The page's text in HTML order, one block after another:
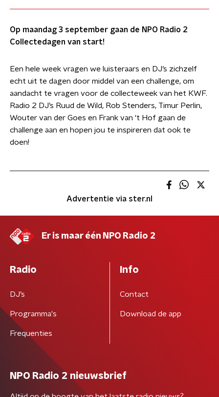
Op maandag 3 september gaan de NPO Radio 2
Collectedagen van start!
Een hele week vragen we luisteraars en DJ’s zichzelf
echt uit te dagen door middel van een challenge, om
aandacht te vragen voor de collecteweek van het KWF.
Radio 2 DJ’s Ruud de Wild, Rob Stenders, Timur Perlin,
Wouter van der Goes en Frank van ‘t Hof gaan de
challenge aan en hopen jou te inspireren dat ook te
doen!
Advertentie via ster.nl
Er is maar één NPO Radio 2
Radio
DJ’s
Programma's
Frequenties
Info
Contact
Download de app
NPO Radio 2 nieuwsbrief